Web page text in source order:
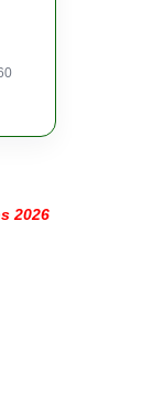
2026